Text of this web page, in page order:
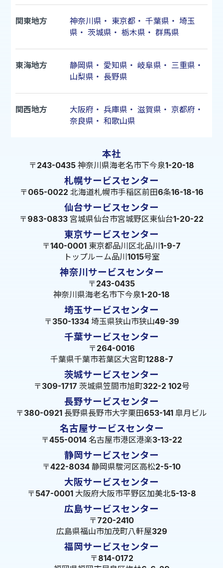
関東地方 神奈川県 ・ 東京都・ 千葉県 ・ 埼玉
県 ・ 茨城県 ・ 栃木県 ・ 群馬県
東海地方 静岡県 ・ 愛知県 ・ 岐阜県 ・ 三重県 ・
山梨県 ・ 長野県
関西地方 大阪府 ・ 兵庫県 ・ 滋賀県 ・ 京都府 ・
奈良県 ・ 和歌山県
本社
〒243-0435 神奈川県海老名市下今泉1-20-18
札幌サービスセンター
〒065-0022 北海道札幌市手稲区前田6条16-18-16
仙台サービスセンター
〒983-0833 宮城県仙台市宮城野区東仙台1-20-22
東京サービスセンター
〒140-0001 東京都品川区北品川1-9-7
トップルーム品川1015号室
神奈川サービスセンター
〒243-0435
神奈川県海老名市下今泉1-20-18
埼玉サービスセンター
〒350-1334 埼玉県狭山市狭山49-39
千葉サービスセンター
〒264-0016
千葉県千葉市若葉区大宮町1288-7
茨城サービスセンター
〒309-1717 茨城県笠間市旭町322-2 102号
長野サービスセンター
〒380-0921 長野県長野市大字栗田653-141 皐月ビル
名古屋サービスセンター
〒455-0014 名古屋市港区港楽3-13-22
静岡サービスセンター
〒422-8034 静岡県駿河区高松2-5-10
大阪サービスセンター
〒547-0001 大阪府大阪市平野区加美北5-13-8
広島サービスセンター
〒720-2410
広島県福山市加茂町八軒屋329
福岡サービスセンター
〒814-0172